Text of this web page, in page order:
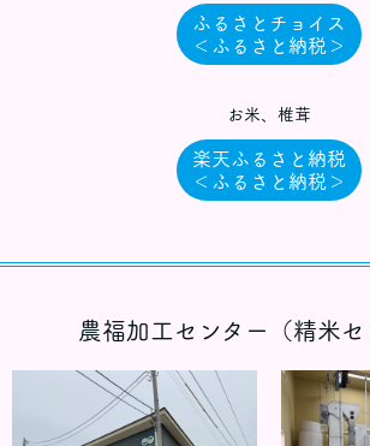
ふるさとチョイス
＜ふるさと納税＞
お米、椎茸
楽天ふるさと納税
＜ふるさと納税＞
農福加工センター（精米セ